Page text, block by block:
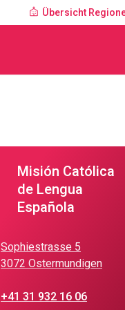
Übersicht
Misión Católica
de Lengua
Española
Sophiestrasse 5
3072 Ostermundigen
+41 31 932 16 06